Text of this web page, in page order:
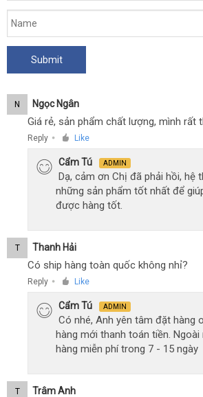
N Ngọc Ngân
Giá rẻ, sản phẩm chất lượng, mình rất
Reply ● Like
Cẩm Tú ADMIN
Dạ, cảm ơn Chị đã phải hồi, hệ
những sản phẩm tốt nhất để
được hàng tốt.
T Thanh Hải
Có ship hàng toàn quốc không nhỉ?
Reply ● Like
Cẩm Tú ADMIN
Có nhé, Anh yên tâm đặt hàng
hàng mới thanh toán tiền.
hàng miễn phí trong 7 - 15 ngày
T Trâm Anh